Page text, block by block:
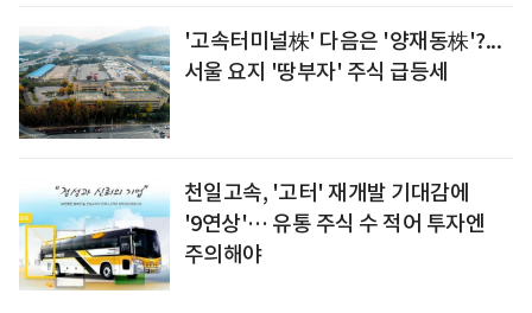
'고속터미널株' 다음은 '양재동株'?...
서울 요지 '땅부자' 주식 급등세
천일고속, '고터' 재개발 기대감에
'9연상'… 유통 주식 수 적어 투자엔
주의해야